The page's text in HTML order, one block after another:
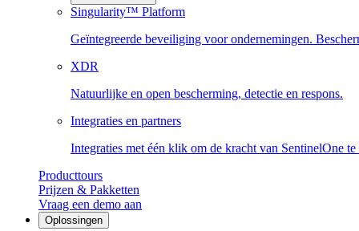
Singularity™ Platform
Geïntegreerde beveiliging voor ondernemingen.
XDR
Natuurlijke en open bescherming, detectie en respons.
Integraties en partners
Integraties met één klik om de kracht van SentinelOne te
Producttours
Prijzen & Pakketten
Vraag een demo aan
Oplossingen